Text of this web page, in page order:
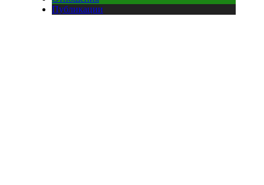
Публикации